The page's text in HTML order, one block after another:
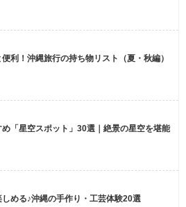
利！沖縄旅行の持ち物リスト（夏・秋編）
「星空スポット」30選｜絶景の星空を堪能
める♪沖縄の手作り・工芸体験20選